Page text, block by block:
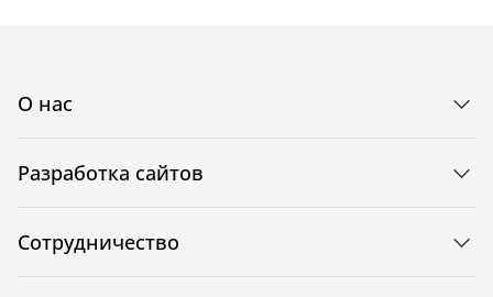
О нас
Разработка сайтов
Сотрудничество